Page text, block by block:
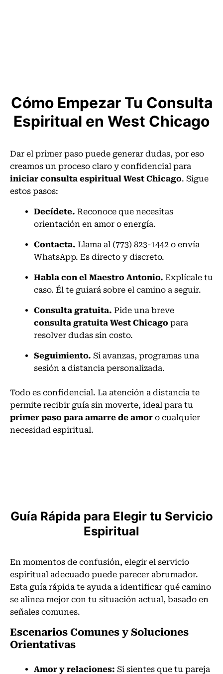
Cómo Empezar Tu Consulta
Espiritual en West Chicago
Dar el primer paso puede generar dudas, por eso
creamos un proceso claro y confidencial para
iniciar consulta espiritual West Chicago. Sigue
estos pasos:
Decídete. Reconoce que necesitas
orientación en amor o energía.
Contacta. Llama al (773) 823-1442 o envía
WhatsApp. Es directo y discreto.
Habla con el Maestro Antonio. Explícale tu
caso. Él te guiará sobre el camino a seguir.
Consulta gratuita. Pide una breve
consulta gratuita West Chicago para
resolver dudas sin costo.
Seguimiento. Si avanzas, programas una
sesión a distancia personalizada.
Todo es confidencial. La atención a distancia te
permite recibir guía sin moverte, ideal para tu
primer paso para amarre de amor o cualquier
necesidad espiritual.
Guía Rápida para Elegir tu Servicio
Espiritual
En momentos de confusión, elegir el servicio
espiritual adecuado puede parecer abrumador.
Esta guía rápida te ayuda a identificar qué camino
se alinea mejor con tu situación actual, basado en
señales comunes.
Escenarios Comunes y Soluciones
Orientativas
Amor y relaciones: Si sientes que tu pareja